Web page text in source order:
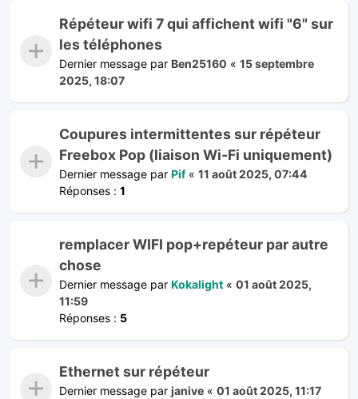
Répéteur wifi 7 qui affichent wifi "6" sur
les téléphones
Dernier message par Ben25160 « 15 septembre
2025, 18:07
Coupures intermittentes sur répéteur
Freebox Pop (liaison Wi‑Fi uniquement)
Dernier message par Pif« 11 août 2025, 07:44
Réponses : 1
remplacer WIFI pop+repéteur par autre
chose
Dernier message par Kokalight « 01 août 2025,
11:59
Réponses : 5
Ethernet sur répéteur
Dernier message par janive « 01 août 2025, 11:17